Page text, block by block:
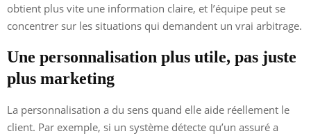
obtient plus vite une information claire, et l’équipe peut se
concentrer sur les situations qui demandent un vrai arbitrage.
Une personnalisation plus utile, pas juste
plus marketing
La personnalisation a du sens quand elle aide réellement le
client. Par exemple, si un système détecte qu’un assuré a